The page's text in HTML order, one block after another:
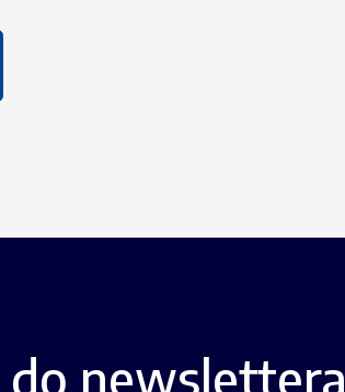
do newslettera